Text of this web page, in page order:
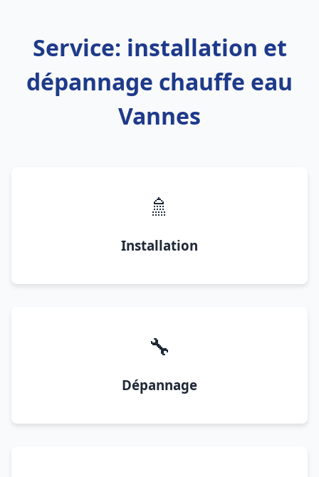
Service: installation et
dépannage chauffe eau
Vannes
🚿
Installation
🔧
Dépannage